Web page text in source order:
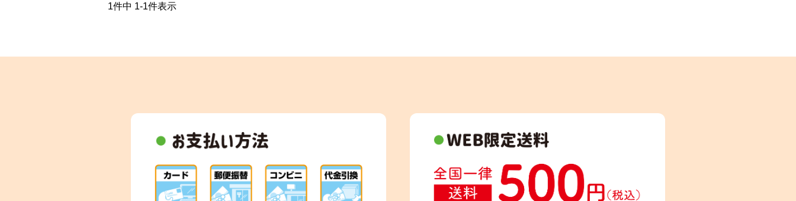
1件中 1-1件表示